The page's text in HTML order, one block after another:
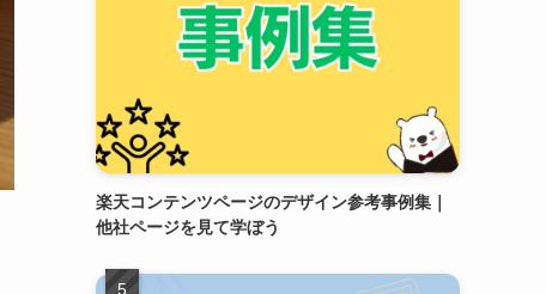
楽天コンテンツページのデザイン参考事例集｜
他社ページを見て学ぼう